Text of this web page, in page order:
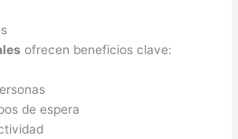
ofrecen beneficios clave:
de espera